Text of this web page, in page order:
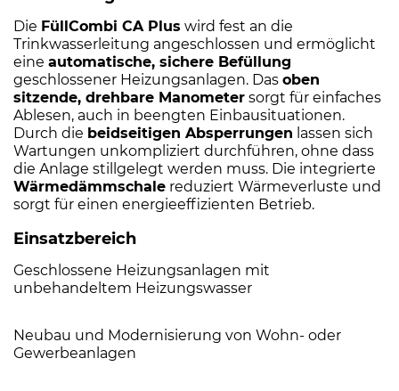
Die FüllCombi CA Plus wird fest an die
Trinkwasserleitung angeschlossen und ermöglicht
eine automatische, sichere Befüllung
geschlossener Heizungsanlagen. Das oben
sitzende, drehbare Manometer sorgt für einfaches
Ablesen, auch in beengten Einbausituationen.
Durch die beidseitigen Absperrungen lassen sich
Wartungen unkompliziert durchführen, ohne dass
die Anlage stillgelegt werden muss. Die integrierte
Wärmedämmschale reduziert Wärmeverluste und
sorgt für einen energieeffizienten Betrieb.
Einsatzbereich
Geschlossene Heizungsanlagen mit
unbehandeltem Heizungswasser
Neubau und Modernisierung von Wohn- oder
Gewerbeanlagen